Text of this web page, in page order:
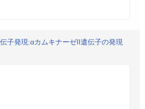
子発現:αカムキナーゼII遺伝子の発現